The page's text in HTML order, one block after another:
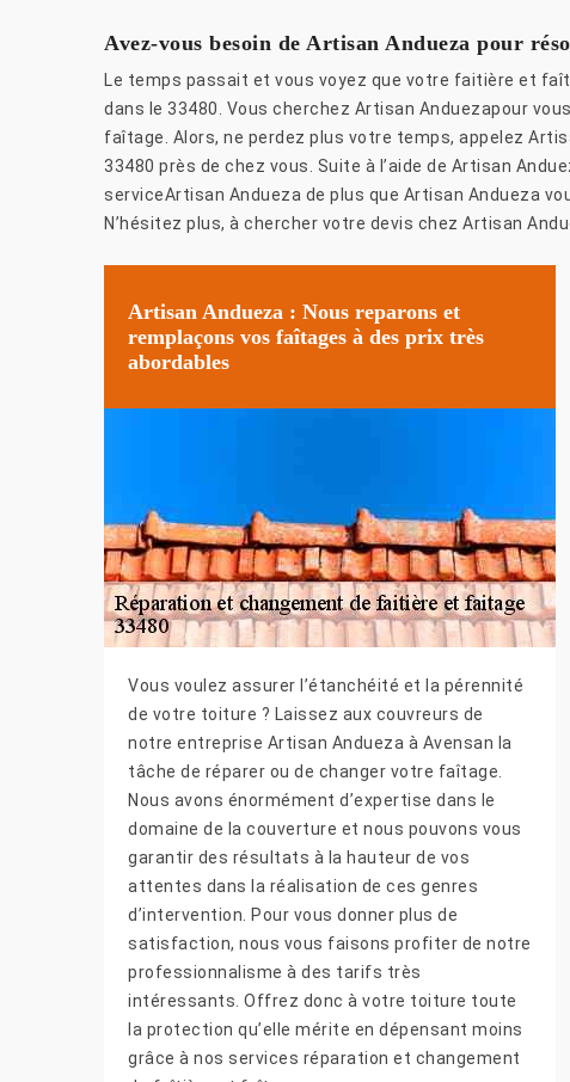
Avez-vous besoin de Artisan Andueza pour
Le temps passait et vous voyez que votre faitière et
dans le 33480. Vous cherchez Artisan Anduezapour
faîtage. Alors, ne perdez plus votre temps, appelez
33480 près de chez vous. Suite à l’aide de Artisan
serviceArtisan Andueza de plus que Artisan Andueza
N’hésitez plus, à chercher votre devis chez Artisan
Artisan Andueza : Nous reparons et
remplaçons vos faîtages à des prix très
abordables
Vous voulez assurer l’étanchéité et la pérennité
de votre toiture ? Laissez aux couvreurs de
notre entreprise Artisan Andueza à Avensan la
tâche de réparer ou de changer votre faîtage.
Nous avons énormément d’expertise dans le
domaine de la couverture et nous pouvons vous
garantir des résultats à la hauteur de vos
attentes dans la réalisation de ces genres
d’intervention. Pour vous donner plus de
satisfaction, nous vous faisons profiter de notre
professionnalisme à des tarifs très
intéressants. Offrez donc à votre toiture toute
la protection qu’elle mérite en dépensant moins
grâce à nos services réparation et changement